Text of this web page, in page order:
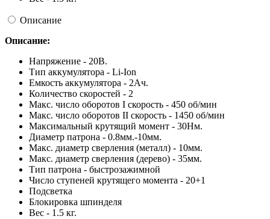
Описание
Описание:
Напряжение - 20В.
Тип аккумулятора - Li-Ion
Емкость аккумулятора - 2Ач.
Количество скоростей - 2
Макс. число оборотов I скорость - 450 об/мин
Макс. число оборотов II скорость - 1450 об/мин
Максимальный крутящий момент - 30Нм.
Диаметр патрона - 0.8мм.-10мм.
Макс. диаметр сверления (металл) - 10мм.
Макс. диаметр сверления (дерево) - 35мм.
Тип патрона - быстрозажимной
Число ступеней крутящего момента - 20+1
Подсветка
Блокировка шпинделя
Вес - 1.5 кг.